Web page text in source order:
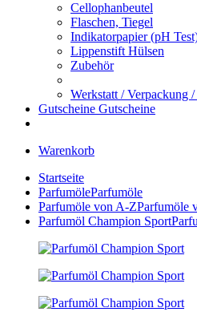
Cellophanbeutel
Flaschen, Tiegel
Indikatorpapier (pH
Lippenstift Hülsen
Zubehör
Werkstatt / Verpackung
Gutscheine Gutscheine
Warenkorb
Startseite
ParfumöleParfumöle
Parfumöle von A-ZParfumöle
Parfumöl Champion Sport